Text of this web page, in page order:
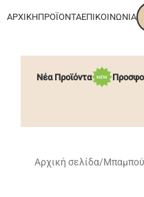
ΑΡΧΙΚΉΠΡΟΪΌΝΤΑΕΠΙΚΟΙΝΩΝΊΑ
Νέα Προϊόντα
Αρχική σελίδα/Μπαμπού